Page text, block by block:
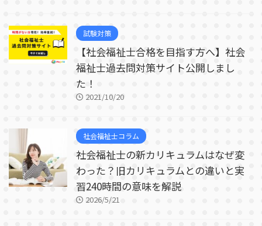
試験対策
【社会福祉士合格を目指す方へ】社会
福祉士過去問対策サイト公開しまし
た！
2021/10/20
社会福祉士コラム
社会福祉士の新カリキュラムはなぜ変
わった？旧カリキュラムとの違いと実
習240時間の意味を解説
2026/5/21